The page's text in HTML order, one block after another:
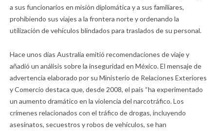
a sus funcionarios en misión diplomática y a sus familiares,
prohibiendo sus viajes a la frontera norte y ordenando la
utilización de vehículos blindados para traslados de su personal.
Hace unos días Australia emitió recomendaciones de viaje y
añadió un análisis sobre la inseguridad en México. El mensaje de
advertencia elaborado por su Ministerio de Relaciones Exteriores
y Comercio destaca que, desde 2008, el país “ha experimentado
un aumento dramático en la violencia del narcotráfico. Los
crímenes relacionados con el tráfico de drogas, incluyendo
asesinatos, secuestros y robos de vehículos, se han